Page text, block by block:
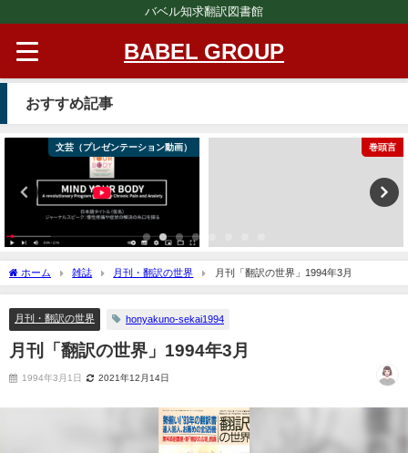
バベル知求翻訳図書館
BABEL GROUP
おすすめ記事
文芸（プレゼンテーション動画） 巻頭言
ホーム 雑誌 月刊・翻訳の世界 月刊「翻訳の世界」1994年3月
月刊・翻訳の世界 honyakuno-sekai1994
月刊「翻訳の世界」1994年3月
1994年3月1日 2021年12月14日